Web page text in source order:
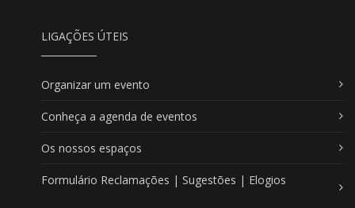
LIGAÇÕES ÚTEIS
Organizar um evento
Conheça a agenda de eventos
Os nossos espaços
Formulário Reclamações | Sugestões | Elogios